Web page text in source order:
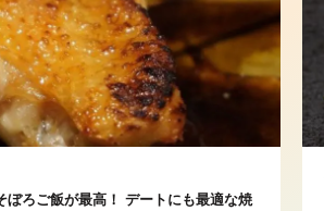
ぼろご飯が最高！ デートにも最適な焼